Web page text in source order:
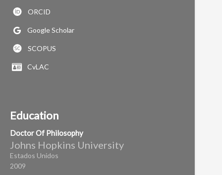
ORCID
Google Scholar
SCOPUS
CvLAC
Education
Doctor Of Philosophy
Johns Hopkins University
Estados Unidos
2009